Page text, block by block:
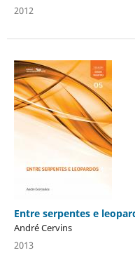
2012
Entre serpentes e
André Cervins
2013